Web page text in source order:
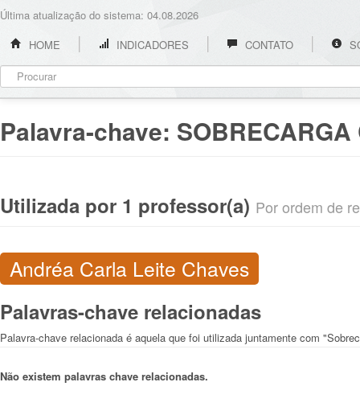
Última atualização do sistema: 04.08.2026
HOME
INDICADORES CONTATO
Palavra-chave: SOBRECARGA
Utilizada por 1 professor(a) Por ordem de
Andréa Carla Leite Chaves
Palavras-chave relacionadas
Palavra-chave relacionada é aquela que foi utilizada juntamente com
Não existem palavras chave relacionadas.